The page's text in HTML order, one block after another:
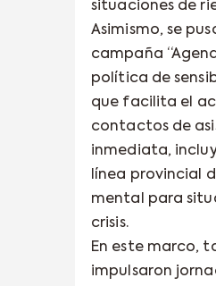
situaciones de
Asimismo, se
campaña
política de
que facilita el
contactos de
inmediata,
línea provincial
mental para
crisis.
En este marco,
impulsaron